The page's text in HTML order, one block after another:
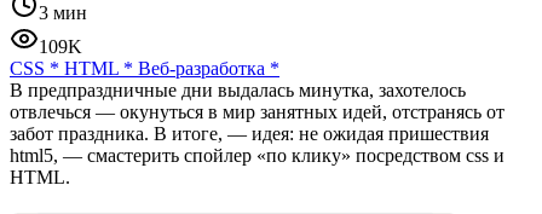
3 мин
109K
CSS * HTML * Веб-разработка *
В предпраздничные дни выдалась минутка, захотелось
отвлечься — окунуться в мир занятных идей, отстранясь от
забот праздника. В итоге, — идея: не ожидая пришествия
html5, — смастерить спойлер «по клику» посредством css и
HTML.